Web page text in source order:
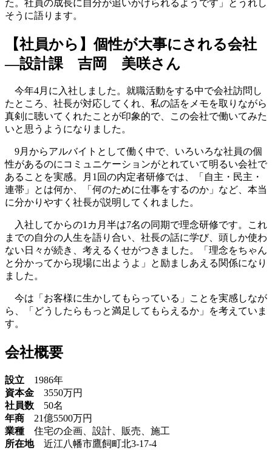
た。社員の成長に自分が追いかけられるようです」とうれし
そうに語ります。
【社員から】個性が大事にされる会社
―設計課 吉岡 美咲さん
今年4月に入社しました。就職活動をする中で会社訪問し
たところ、社長が対応してくれ、私の話をメモを取りながら
真剣に聴いてくれたことが印象的で、この会社で働いてみた
いと思うようになりました。
9月からアルバイトとして働く中で、いろいろな社員の個
性があるのにコミュニケーションがとれていて明るい会社で
あることを実感。月1回の内定者研修では、「自主・民主・
連帯」とは何か、「何のために仕事をするのか」など、本当
に分かりやすく社長が説明してくれました。
入社してからの1カ月半は7名の同期で理念研修です。これ
までの自分の人生を語り合い、社長の話に学び、頭しか使わ
ない日々が続き、考えるくせがつきました。「理念をちゃん
と分かってから現場に出ようよ」と励ましあえる関係になり
ました。
今は「お客様に生かしてもらっている」ことを実感しなが
ら、「どうしたらもっと満足してもらえるか」を考えていま
す。
会社概要
設立 1986年
資本金 3550万円
社員数 50名
年商 21億5500万円
業種 住宅の企画、設計、販売、施工
所在地近江八幡市鷹飼町北3-17-4